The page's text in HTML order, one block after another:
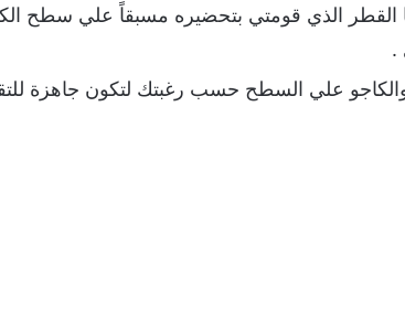
القطر الذي قومتي بتحضيره مسبقاً علي سطح
.
علي السطح حسب رغبتك لتكون جاهزة